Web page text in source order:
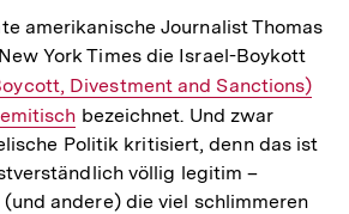
amerikanische Journalist Thomas
York Times die Israel-Boykott
Divestment and Sanctions)
bezeichnet. Und zwar
Politik kritisiert, denn das ist
völlig legitim –
andere) die viel schlimmeren